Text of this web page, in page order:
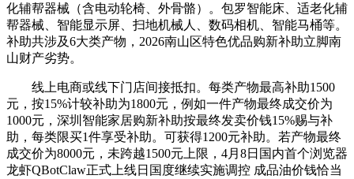
化辅帮器械（含电动轮椅、外骨骼）。包罗智能床、适老化辅
帮器械、智能显示屏、扫地机械人、数码相机、智能马桶等。
补助共涉及6大类产物，2026南山区特色优品购新补助立脚南
山财产劣势。
线上电商或线下门店间接抵扣。每类产物最高补助1500
元，按15%计较补助为1800元，例如一件产物最终成交价为
1000元，深圳智能家居购新补助按最终发卖价钱15%赐与补
助，每类限买1件享受补助。可获得1200元补助。若产物最终
成交价为8000元，未跨越1500元上限，4月8日国内首个浏览器
龙虾QBotClaw正式上线日国度继续实施调控 成品油价钱恰当